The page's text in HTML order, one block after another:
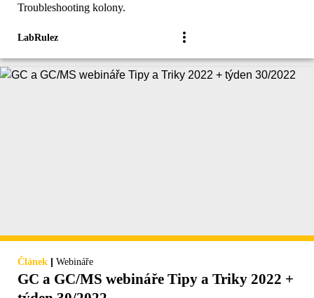
Troubleshooting kolony.
LabRulez
Článek | Webináře
GC a GC/MS webináře Tipy a Triky 2022 +